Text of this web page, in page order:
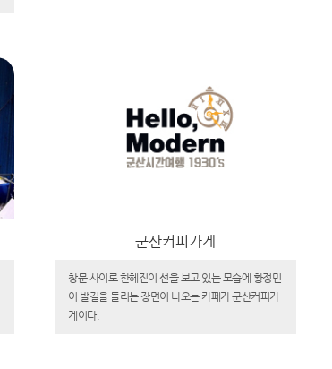
군산커피가게
창문 사이로 한혜진이 선을 보고 있는 모습에 황정민
이 발길을 돌리는 장면이 나오는 카페가 군산커피가
게이다.